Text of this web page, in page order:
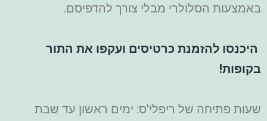
באמצעות הסלולרי מבלי צורך להדפיסם.
היכנסו להזמנת כרטיסים ועקפו את התור
בקופות!
שעות פתיחה של ריפלי'ס: ימים ראשון עד שבת